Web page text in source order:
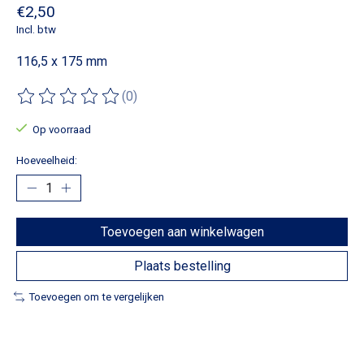
€2,50
Incl. btw
116,5 x 175 mm
De beoordeling van dit product is
(0)
Op voorraad
Hoeveelheid:
Toevoegen aan winkelwagen
Plaats bestelling
Toevoegen om te vergelijken